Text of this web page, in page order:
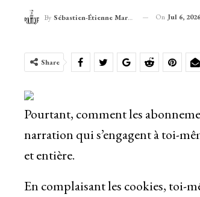
By Sébastien-Étienne Marechal On Jul 6, 2026
Share
Pourtant, comment les
narration qui s’engagent à toi-
et entière.
En complaisant les cookies, toi-